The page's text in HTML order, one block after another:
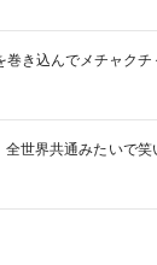
き込んでメチャク
全世界共通みたいで